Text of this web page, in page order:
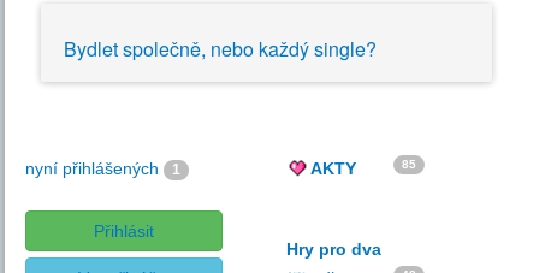
Bydlet společně, nebo každý single?
nyní přihlášených 1
Přihlásit
AKTY 85
Hry pro dva